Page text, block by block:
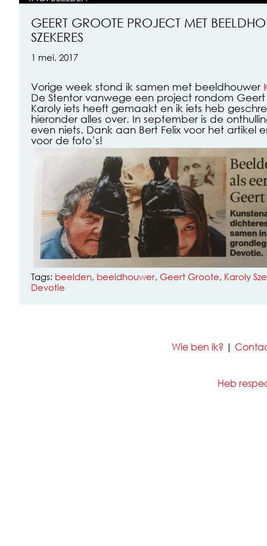
GEERT GROOTE PROJECT MET
SZEKERES
1 mei, 2017
Vorige week stond ik samen met beeldhouwer
De Stentor vanwege een project rondom
Karoly iets heeft gemaakt en ik iets heb
hieronder alles over. In september is de
even niets. Dank aan Bert Felix voor het artikel
voor de foto’s!
Tags: beelden, beeldhouwer, Geert Groote, Karoly
Devotie
Wie ben ik? |
Heb